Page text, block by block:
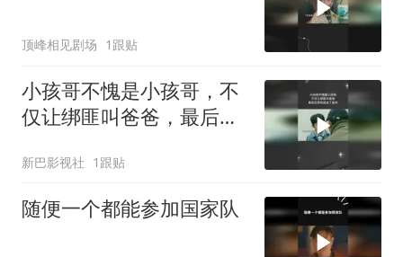
顶峰相见剧场 1跟贴
小孩哥不愧是小孩哥，不
仅让绑匪叫爸爸，最后还
新巴影视社 1跟贴
随便一个都能参加国家队